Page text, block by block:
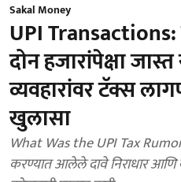
Sakal Money
UPI
दोन हजारांपेक्षा
व्यवहारांवर टॅक्स
खुलासा
What Was the UPI Tax
करण्यात आलेले दावे निराधार